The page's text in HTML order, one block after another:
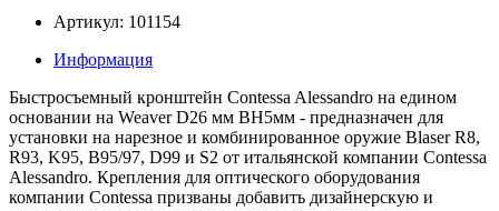
Артикул: 101154
Информация
Быстросъемный кронштейн Contessa Alessandro на едином
основании на Weaver D26 мм BH5мм - предназначен для
установки на нарезное и комбинированное оружие Blaser R8,
R93, K95, B95/97, D99 и S2 от итальянской компании Contessa
Alessandro. Крепления для оптического оборудования
компании Contessa призваны добавить дизайнерскую и